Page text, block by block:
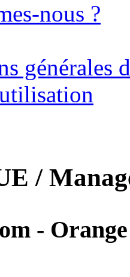
nous ?
générales
/
-